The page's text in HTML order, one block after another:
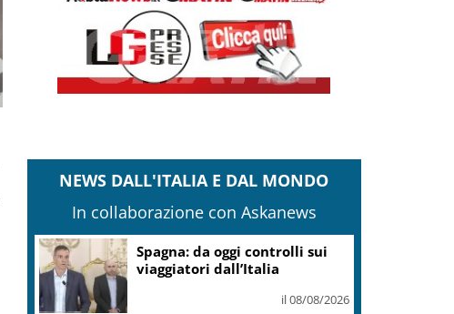
NEWS DALL'ITALIA E DAL MONDO
In collaborazione con Askanews
Spagna: da oggi controlli sui
viaggiatori dall’Italia
il 08/08/2026